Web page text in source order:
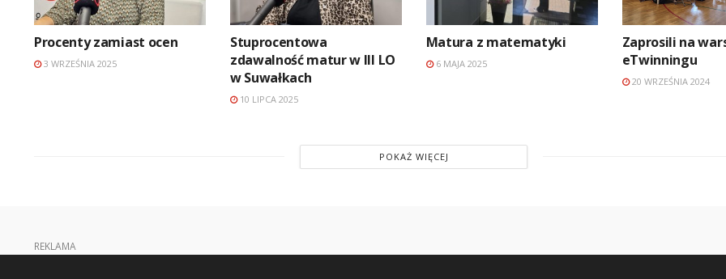
Procenty zamiast ocen
3 WRZEŚNIA 2025
Stuprocentowa
zdawalność matur w III LO
w Suwałkach
10 LIPCA 2025
Matura z matematyki
6 MAJA 2025
Zaprosili na
eTwinningu
20 WRZEŚNIA 2024
POKAŻ WIĘCEJ
REKLAMA